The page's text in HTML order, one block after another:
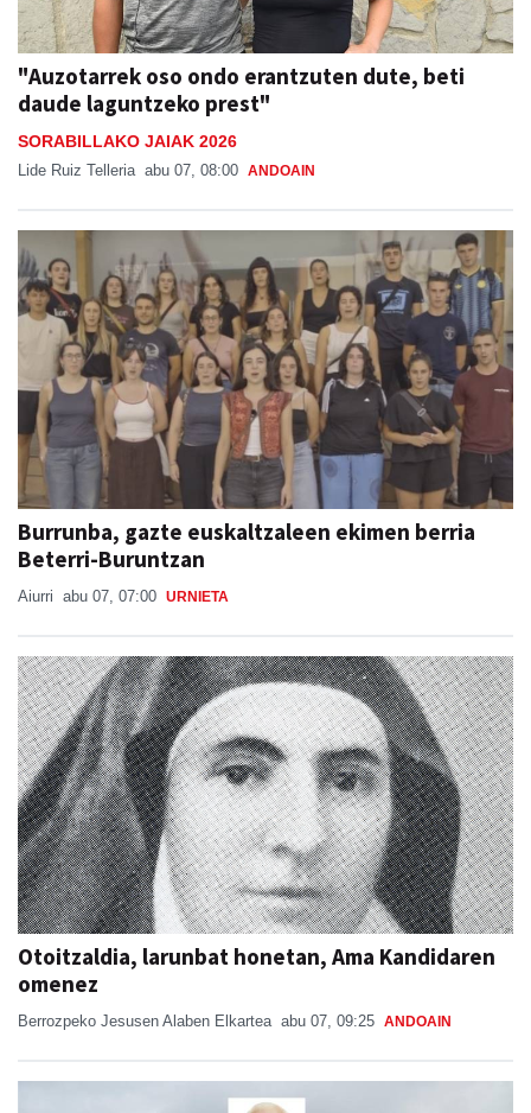
"Auzotarrek oso ondo erantzuten dute, beti
daude laguntzeko prest"
SORABILLAKO JAIAK 2026
Lide Ruiz Telleria abu 07, 08:00 ANDOAIN
Burrunba, gazte euskaltzaleen ekimen berria
Beterri-Buruntzan
Aiurri abu 07, 07:00 URNIETA
Otoitzaldia, larunbat honetan, Ama Kandidaren
omenez
Berrozpeko Jesusen Alaben Elkartea abu 07, 09:25 ANDOAIN